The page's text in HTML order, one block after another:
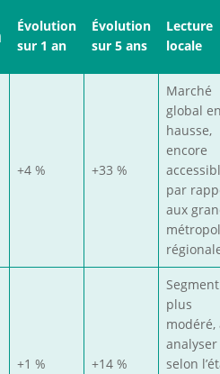
Évolution
sur 1 an
Évolution
sur 5 ans
Lecture
locale
+4 % +33 %
Marché
global
hausse,
encore
par
aux
+1 % +14 %
Segment
plus
modéré,
analyser
selon